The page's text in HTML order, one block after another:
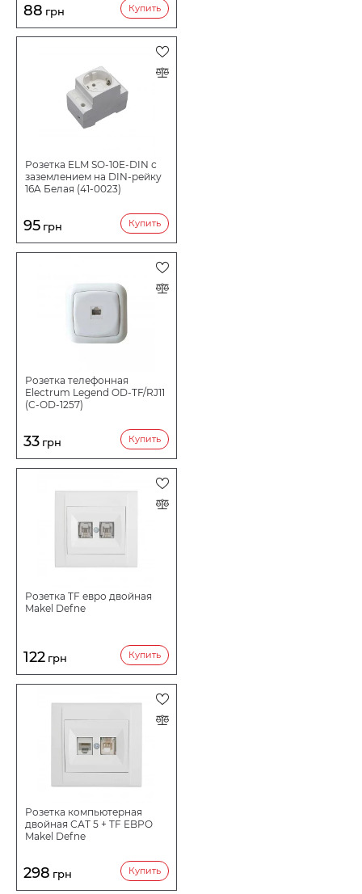
88 грн Купить
Розетка ELM SO-10E-DIN с
заземлением на DIN-рейку
16A Белая (41-0023)
95 грн Купить
Розетка телефонная
Electrum Legend OD-TF/RJ11
(C-OD-1257)
33 грн Купить
Розетка TF евро двойная
Makel Defne
122 грн Купить
Розетка компьютерная
двойная САТ 5 + TF EBPO
Makel Defne
298 грн Купить